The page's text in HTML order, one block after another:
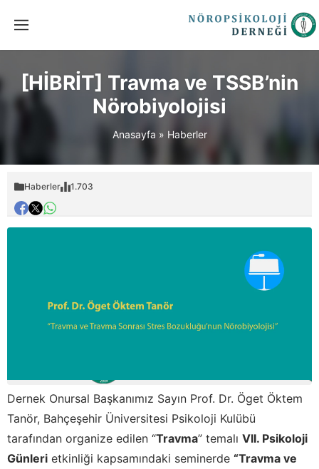
[HİBRİT] Travma ve TSSB’nin
Nörobiyolojisi
Anasayfa » Haberler
Haberler 1.703
Dernek Onursal Başkanımız Sayın Prof. Dr. Öget Öktem
Tanör, Bahçeşehir Üniversitesi Psikoloji Kulübü
tarafından organize edilen “Travma” temalı VII. Psikoloji
Günleri etkinliği kapsamındaki seminerde “Travma ve